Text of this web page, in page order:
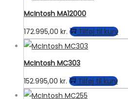
McIntosh MA12000
172.995,00 kr. Tilføj til kurv
McIntosh MC303
152.995,00 kr. Tilføj til kurv